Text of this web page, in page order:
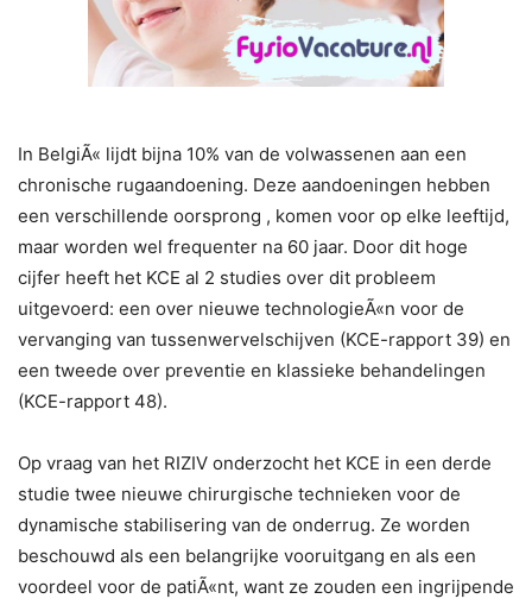
In BelgiÃ« lijdt bijna 10% van de volwassenen aan een
chronische rugaandoening. Deze aandoeningen hebben
een verschillende oorsprong , komen voor op elke leeftijd,
maar worden wel frequenter na 60 jaar. Door dit hoge
cijfer heeft het KCE al 2 studies over dit probleem
uitgevoerd: een over nieuwe technologieÃ«n voor de
vervanging van tussenwervelschijven (KCE-rapport 39) en
een tweede over preventie en klassieke behandelingen
(KCE-rapport 48).
Op vraag van het RIZIV onderzocht het KCE in een derde
studie twee nieuwe chirurgische technieken voor de
dynamische stabilisering van de onderrug. Ze worden
beschouwd als een belangrijke vooruitgang en als een
voordeel voor de patiÃ«nt, want ze zouden een ingrijpende